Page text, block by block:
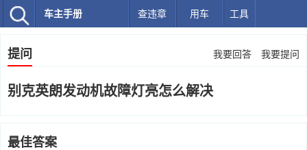
车主手册 查违章 用车 工具
提问 我要回答 我要提问
别克英朗发动机故障灯亮怎么解决
最佳答案